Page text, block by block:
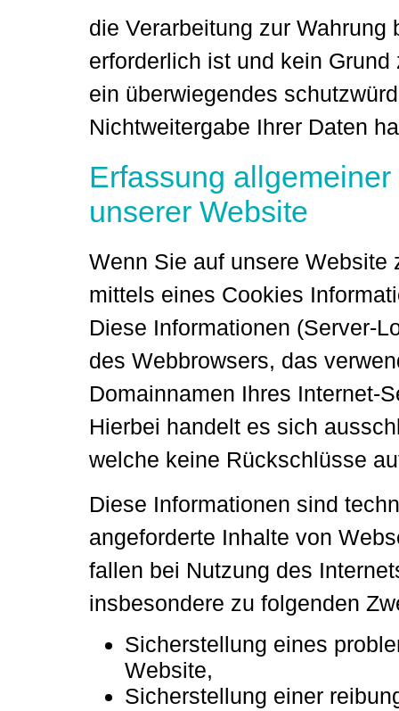
die Verarbeitung zur Wahrung
erforderlich ist und kein
ein überwiegendes
Nichtweitergabe Ihrer Daten
Erfassung
unserer Website
Wenn Sie auf unsere Website
mittels eines Cookies
Diese Informationen (Server-
des Webbrowsers, das
Domainnamen Ihres Internet-
Hierbei handelt es sich
welche keine Rückschlüsse
Diese Informationen sind
angeforderte Inhalte von
fallen bei Nutzung des
insbesondere zu folgenden
Sicherstellung eines
Website,
Sicherstellung einer